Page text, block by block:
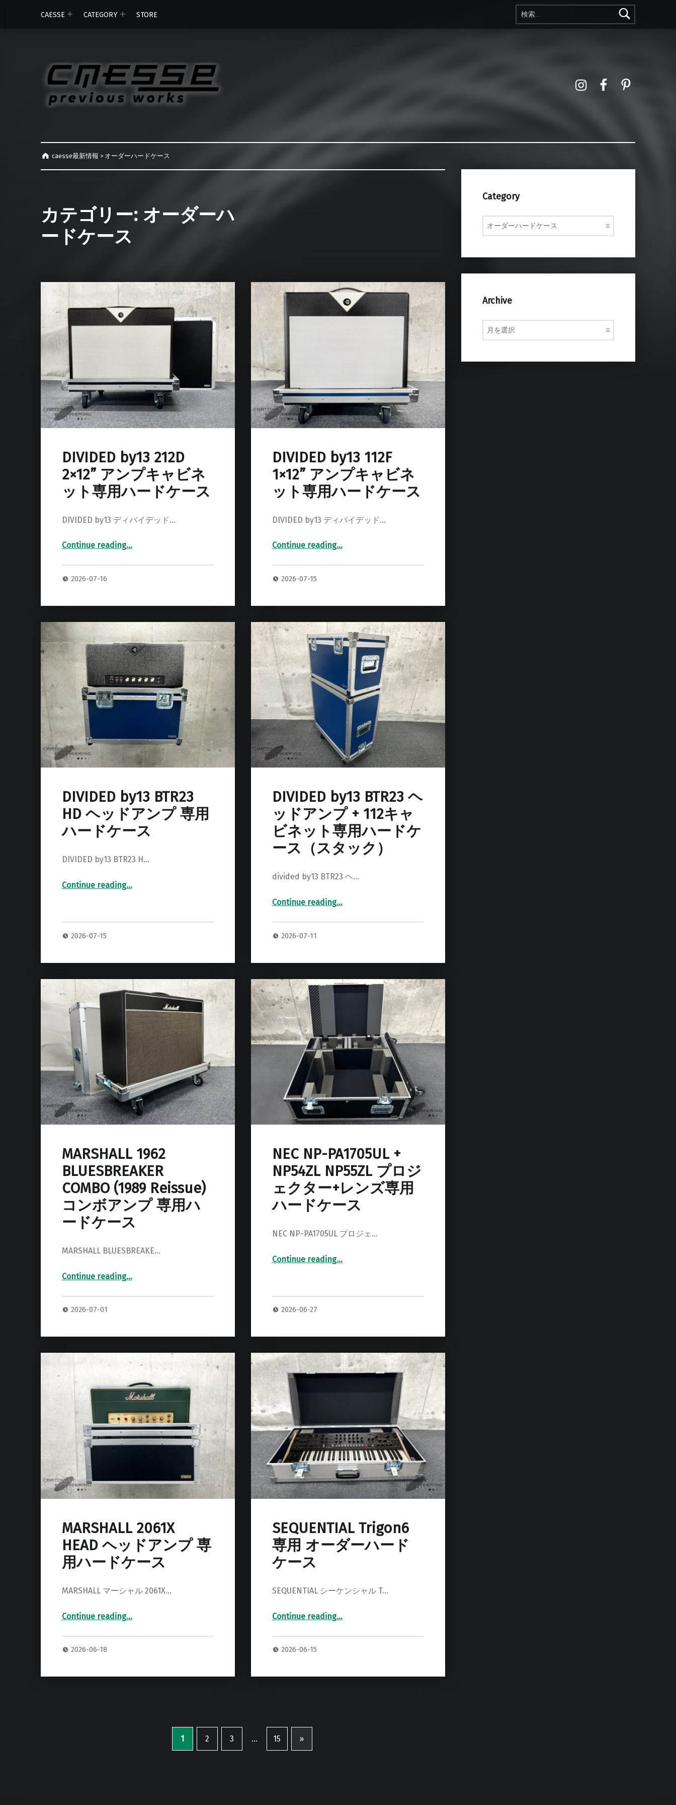
検索:
CAESSE
CATEGORY STORE
Instagram
FacebookPinterest
caesse最新情報 > オーダーハードケース
カテゴリー: オーダーハ
ードケース
DIVIDED by13 212D
2×12” アンプキャビネ
ット専用ハードケース
DIVIDED by13 ディバイデッド…
Continue reading“DIVIDED by13 212D 2×12” アンプキャビネット専用ハードケース”
…
2026-07-16
DIVIDED by13 112F
1×12” アンプキャビネ
ット専用ハードケース
DIVIDED by13 ディバイデッド…
Continue reading“DIVIDED by13 112F 1×12” アンプキャビネット専用ハードケース”
…
2026-07-15
DIVIDED by13 BTR23
HD ヘッドアンプ 専用
ハードケース
DIVIDED by13 BTR23 H…
Continue reading“DIVIDED by13 BTR23 HD ヘッドアンプ 専用ハードケース”
…
2026-07-15
DIVIDED by13 BTR23 ヘ
ッドアンプ + 112キャ
ビネット専用ハードケ
ース（スタック）
divided by13 BTR23 ヘ…
Continue reading
“DIVIDED by13 BTR23 ヘッドアンプ + 112キャビネット専用ハードケース（スタック）”
…
2026-07-11
MARSHALL 1962
BLUESBREAKER
COMBO (1989 Reissue)
コンボアンプ 専用ハ
ードケース
MARSHALL BLUESBREAKE…
Continue reading“MARSHALL 1962 BLUESBREAKER COMBO (1989 Reissue) コンボアンプ 専用ハードケース”
…
2026-07-01
NEC NP-PA1705UL +
NP54ZL NP55ZL プロジ
ェクター+レンズ専用
ハードケース
NEC NP-PA1705UL プロジェ…
Continue reading
“NEC NP-PA1705UL + NP54ZL NP55ZL プロジェクター+レンズ専用ハードケース”
…
2026-06-27
MARSHALL 2061X
HEAD ヘッドアンプ 専
用ハードケース
MARSHALL マーシャル 2061X…
Continue reading“MARSHALL 2061X HEAD ヘッドアンプ 専用ハードケース”
…
2026-06-18
SEQUENTIAL Trigon6
専用 オーダーハード
ケース
SEQUENTIAL シーケンシャル T…
Continue reading“SEQUENTIAL Trigon6 専用 オーダーハードケース”
…
2026-06-15
1 2 3 … 15 Next page
»
Category
Category
Archive
Archive